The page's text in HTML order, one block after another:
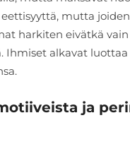
mutta
harkiten eivätkä
Ihmiset alkavat
ja